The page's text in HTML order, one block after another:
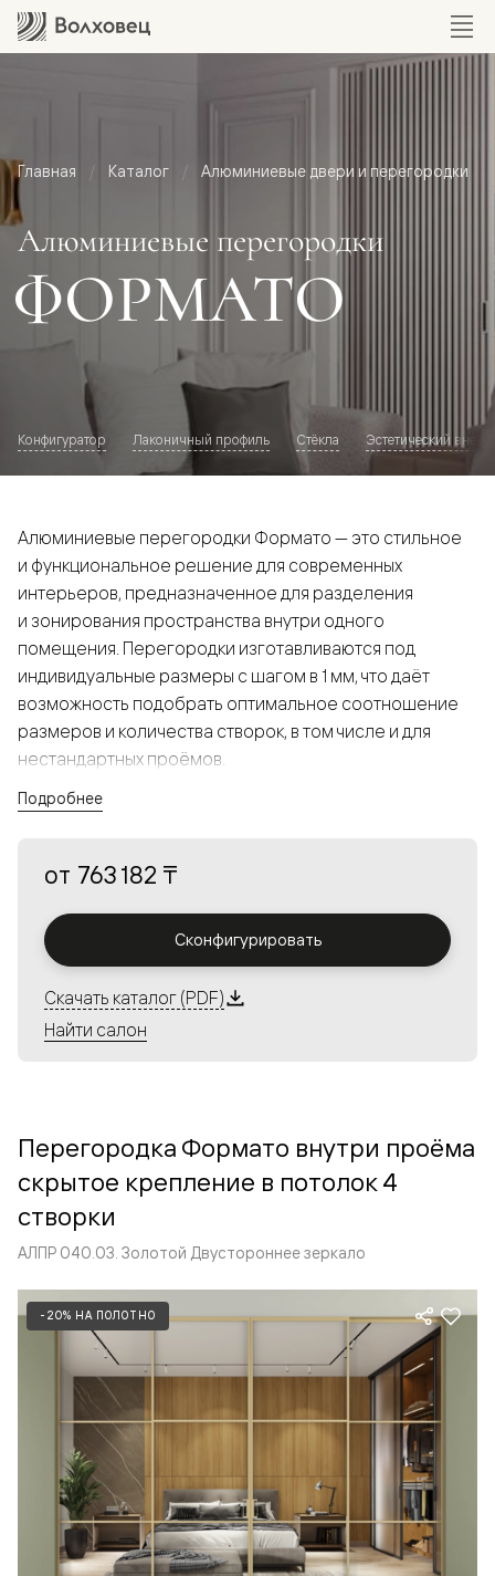
Главная Каталог Алюминиевые двери и перегородки
Алюминиевые перегородки
ФОРМАТО
Конфигуратор Лаконичный профиль Стёкла Эстетический
Алюминиевые перегородки Формато — это стильное
и функциональное решение для современных
интерьеров, предназначенное для разделения
и зонирования пространства внутри одного
помещения. Перегородки изготавливаются под
индивидуальные размеры с шагом в 1 мм, что даёт
возможность подобрать оптимальное соотношение
размеров и количества створок, в том числе и для
нестандартных проёмов.
а большой выбор вставок из стекла с различными
решения в интерьере и варьировать освещённость.
Алюминиевые перегородки имеют единый профиль
с алюминиевыми дверьми и легко сочетаются в одном
алюминиевых перегородок и дверей координируется
со стеновыми панелями Волховец.
Подробнее
от 763 182 ₸
Сконфигурировать
Скачать каталог (PDF)
Найти салон
Перегородка Формато внутри проёма
скрытое крепление в потолок 4
створки
АЛПР 040.03. Золотой Двустороннее зеркало
-20% НА ПОЛОТНО